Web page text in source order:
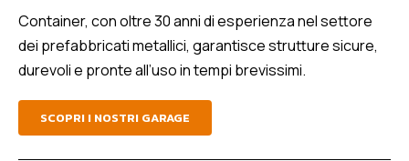
Container, con oltre 30 anni di esperienza nel settore
dei prefabbricati metallici, garantisce strutture sicure,
durevoli e pronte all’uso in tempi brevissimi.
SCOPRI I NOSTRI GARAGE